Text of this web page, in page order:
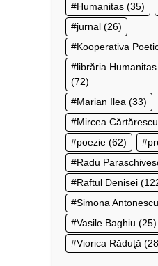
Humanitas (35)
jurnal (26)
Kooperativa
librăria
(72)
Marian Ilea (33)
Mircea Cărtărescu
poezie (62)
Radu
Raftul Denisei
Simona Antonescu
Vasile Baghiu (25)
Viorica Răduţă